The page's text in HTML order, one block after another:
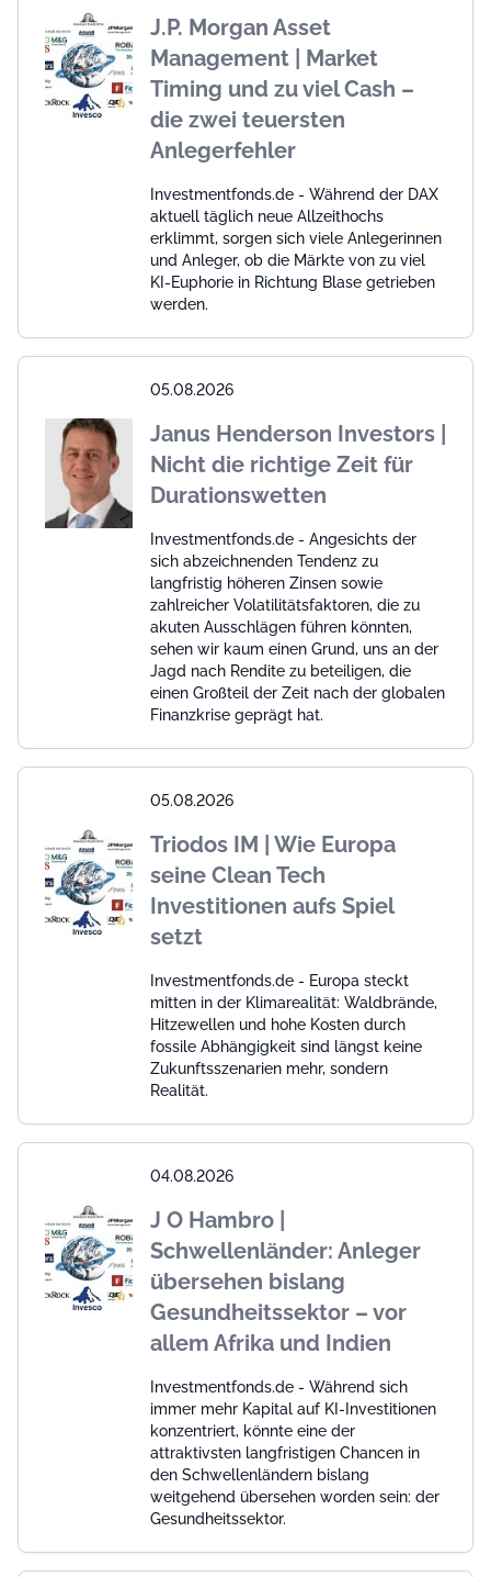
J.P. Morgan Asset
Management | Market
Timing und zu viel Cash –
die zwei teuersten
Anlegerfehler
Investmentfonds.de - Während der DAX
aktuell täglich neue Allzeithochs
erklimmt, sorgen sich viele Anlegerinnen
und Anleger, ob die Märkte von zu viel
KI-Euphorie in Richtung Blase getrieben
werden.
05.08.2026
Janus Henderson Investors |
Nicht die richtige Zeit für
Durationswetten
Investmentfonds.de - Angesichts der
sich abzeichnenden Tendenz zu
langfristig höheren Zinsen sowie
zahlreicher Volatilitätsfaktoren, die zu
akuten Ausschlägen führen könnten,
sehen wir kaum einen Grund, uns an der
Jagd nach Rendite zu beteiligen, die
einen Großteil der Zeit nach der globalen
Finanzkrise geprägt hat.
05.08.2026
Triodos IM | Wie Europa
seine Clean Tech
Investitionen aufs Spiel
setzt
Investmentfonds.de - Europa steckt
mitten in der Klimarealität: Waldbrände,
Hitzewellen und hohe Kosten durch
fossile Abhängigkeit sind längst keine
Zukunftsszenarien mehr, sondern
Realität.
04.08.2026
J O Hambro |
Schwellenländer: Anleger
übersehen bislang
Gesundheitssektor – vor
allem Afrika und Indien
Investmentfonds.de - Während sich
immer mehr Kapital auf KI-Investitionen
konzentriert, könnte eine der
attraktivsten langfristigen Chancen in
den Schwellenländern bislang
weitgehend übersehen worden sein: der
Gesundheitssektor.